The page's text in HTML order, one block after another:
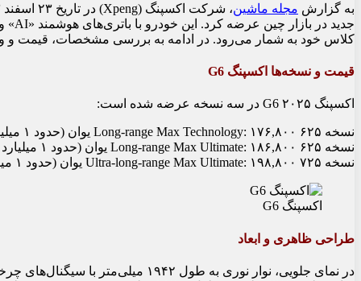
به گزارش مجله ماشین
کلاس خود به شمار می‌رود. در ادامه به بررسی مشخصات، قیمت و
قیمت و نسخه‌ها اکسپنگ G6
اکسپنگ G6 ۲۰۲۵ در سه نسخه عرضه شده است:
نسخه ۶۲۵ Long-range Max Technology: ۱۷۶,۸۰۰ یوان (حدود ۱ میلیارد و ۳۰۰ میلیون تومان)
نسخه ۶۲۵ Long-range Max Ultimate: ۱۸۶,۸۰۰ یوان (حدود ۱ میلیارد و ۳۷۰ میلیون تومان)
نسخه ۷۲۵ Ultra-long-range Max Ultimate: ۱۹۸,۸۰۰ یوان (حدود ۱ میلیارد و ۴۶۰ میلیون تومان)
اکسپنگ G6
طراحی ظاهری و ابعاد
در نمای جلویی، نوار نوری به طول